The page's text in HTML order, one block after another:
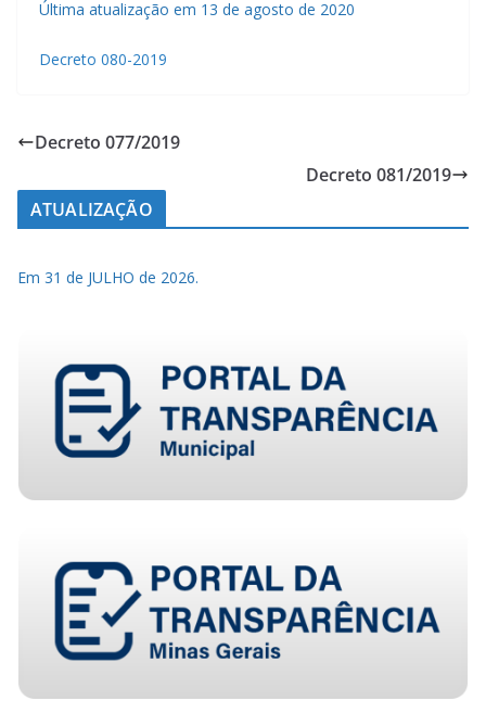
Última atualização em 13 de agosto de 2020
Decreto 080-2019
Decreto 077/2019
Decreto 081/2019
ATUALIZAÇÃO
Em 31 de JULHO de 2026.